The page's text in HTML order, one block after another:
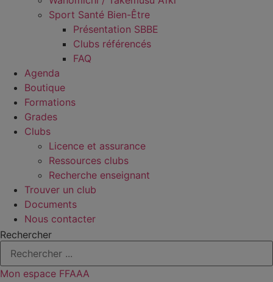
Sport Santé Bien-Être
Présentation SBBE
Clubs référencés
FAQ
Agenda
Boutique
Formations
Grades
Clubs
Licence et assurance
Ressources clubs
Recherche enseignant
Trouver un club
Documents
Nous contacter
Rechercher
Mon espace FFAAA